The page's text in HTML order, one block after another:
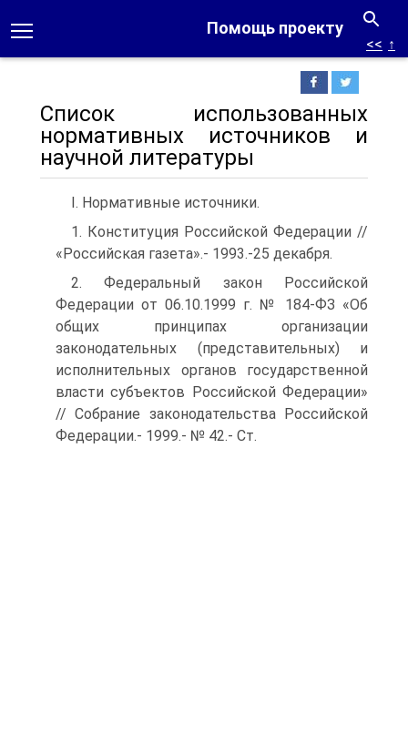
Помощь проекту
<< ↑
Список использованных
нормативных источников и
научной литературы
I. Нормативные источники.
1. Конституция Российской Федерации //
«Российская газета».- 1993.-25 декабря.
2. Федеральный закон Российской
Федерации от 06.10.1999 г. № 184-ФЗ «Об
общих принципах организации
законодательных (представительных) и
исполнительных органов государственной
власти субъектов Российской Федерации»
// Собрание законодательства Российской
Федерации.- 1999.- № 42.- Ст.